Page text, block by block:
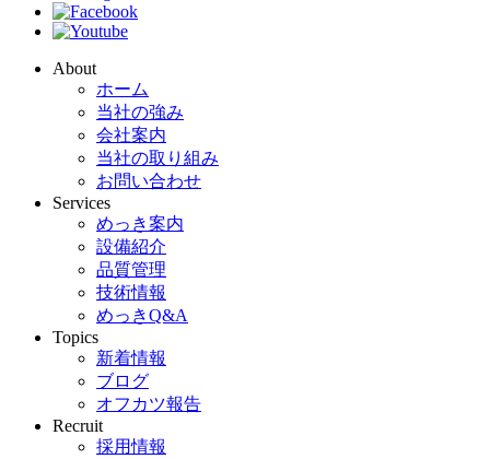
About
ホーム
当社の強み
会社案内
当社の取り組み
お問い合わせ
Services
めっき案内
設備紹介
品質管理
技術情報
めっきQ&A
Topics
新着情報
ブログ
オフカツ報告
Recruit
採用情報